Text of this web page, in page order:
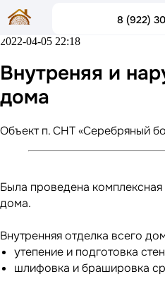
8 (922)
2022-04-05 22:18
Внутреняя и
дома
Объект п. СНТ «Серебряный
Была проведена
дома.
Внутренняя отделка всего
утепение и подготовка стен
шлифовка и брашировка